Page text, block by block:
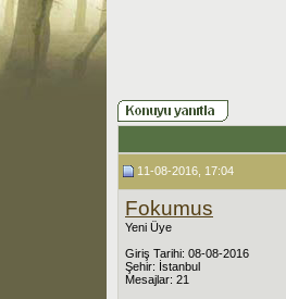
11-08-2016, 17:04
Fokumus
Yeni Üye
Giriş Tarihi: 08-08-2016
Şehir: İstanbul
Mesajlar: 21